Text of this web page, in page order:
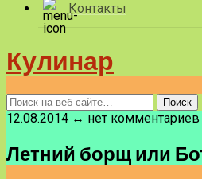
Контакты
Кулинар
12.08.2014 ↔ нет комментариев
Летний борщ или